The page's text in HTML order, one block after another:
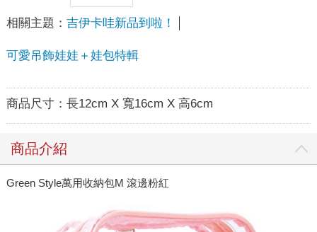
相關主題： 吉伊卡哇新品到啦！
可愛吊飾娃娃＋娃包特輯
商品尺寸： 長12cm X 寬16cm X 高6cm
商品介紹
Green Style萬用收納包M 滾邊粉紅